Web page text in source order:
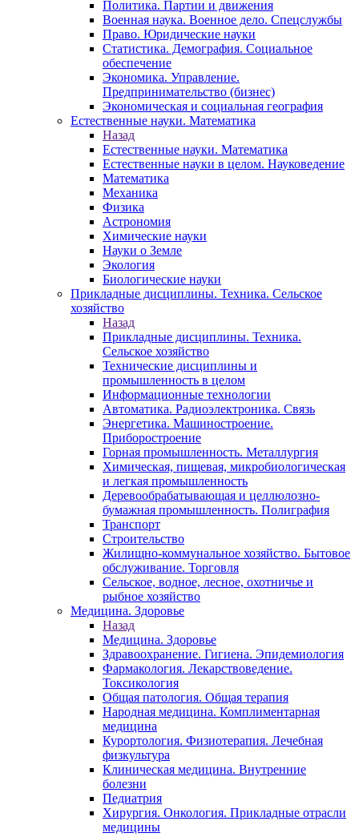
Политика. Партии и движения
Военная наука. Военное дело. Спецслужбы
Право. Юридические науки
Статистика. Демография. Социальное
обеспечение
Экономика. Управление.
Предпринимательство (бизнес)
Экономическая и социальная география
Естественные науки. Математика
Назад
Естественные науки. Математика
Естественные науки в целом. Науковедение
Математика
Механика
Физика
Астрономия
Химические науки
Науки о Земле
Экология
Биологические науки
Прикладные дисциплины. Техника. Сельское
хозяйство
Назад
Прикладные дисциплины. Техника.
Сельское хозяйство
Технические дисциплины и
промышленность в целом
Информационные технологии
Автоматика. Радиоэлектроника. Связь
Энергетика. Машиностроение.
Приборостроение
Горная промышленность. Металлургия
Химическая, пищевая, микробиологическая
и легкая промышленность
Деревообрабатывающая и целлюлозно-
бумажная промышленность. Полиграфия
Транспорт
Строительство
Жилищно-коммунальное хозяйство. Бытовое
обслуживание. Торговля
Сельское, водное, лесное, охотничье и
рыбное хозяйство
Медицина. Здоровье
Назад
Медицина. Здоровье
Здравоохранение. Гигиена. Эпидемиология
Фармакология. Лекарствоведение.
Токсикология
Общая патология. Общая терапия
Народная медицина. Комплиментарная
медицина
Курортология. Физиотерапия. Лечебная
физкультура
Клиническая медицина. Внутренние
болезни
Педиатрия
Хирургия. Онкология. Прикладные отрасли
медицины